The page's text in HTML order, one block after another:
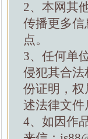
2、本网其
传播更多信
点。
3、任何单
侵犯其合法
份证明，权
述法律文件
4、如因作